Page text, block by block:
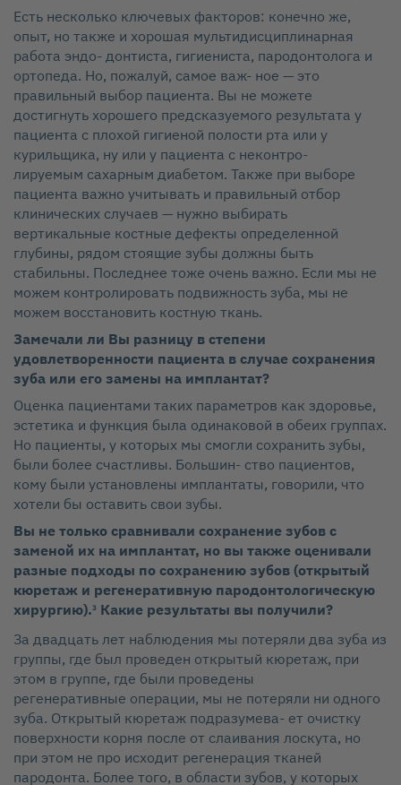
Есть несколько ключевых факторов: конечно же,
опыт, но также и хорошая мультидисциплинарная
работа эндо‑ донтиста, гигиениста, пародонтолога и
ортопеда. Но, пожалуй, самое важ‑ ное — это
правильный выбор пациента. Вы не можете
достигнуть хорошего предсказуемого результата у
пациента с плохой гигиеной полости рта или у
курильщика, ну или у пациента с неконтро‑
лируемым сахарным диабетом. Также при выборе
пациента важно учитывать и правильный отбор
клинических случаев — нужно выбирать
вертикальные костные дефекты определенной
глубины, рядом стоящие зубы должны быть
стабильны. Последнее тоже очень важно. Если мы не
можем контролировать подвижность зуба, мы не
можем восстановить костную ткань.
Замечали ли Вы разницу в степени
удовлетворенности пациента в случае сохранения
зуба или его замены на имплантат?
Оценка пациентами таких параметров как здоровье,
эстетика и функция была одинаковой в обеих группах.
Но пациенты, у которых мы смогли сохранить зубы,
были более счастливы. Большин‑ ство пациентов,
кому были установлены имплантаты, говорили, что
хотели бы оставить свои зубы.
Вы не только сравнивали сохранение зубов с
заменой их на имплантат, но вы также оценивали
разные подходы по сохранению зубов (открытый
кюретаж и регенеративную пародонтологическую
хирургию).3 Какие результаты вы получили?
За двадцать лет наблюдения мы потеряли два зуба из
группы, где был проведен открытый кюретаж, при
этом в группе, где были проведены
регенеративные операции, мы не потеряли ни одного
зуба. Открытый кюретаж подразумева‑ ет очистку
поверхности корня после от слаивания лоскута, но
при этом не про исходит регенерация тканей
пародонта. Более того, в области зубов, у которых